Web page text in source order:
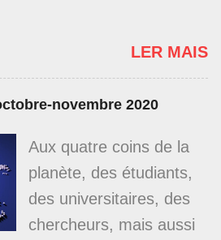
LER MAIS
novembre 2020
Aux quatre coins de la
planète, des étudiants,
des universitaires, des
chercheurs, mais aussi